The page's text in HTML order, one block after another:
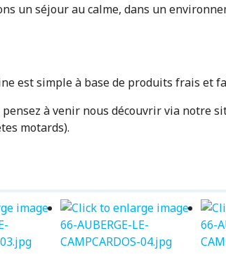
un séjour au calme, dans un
est simple à base de produits frais et
à venir nous découvrir via notre
motards).